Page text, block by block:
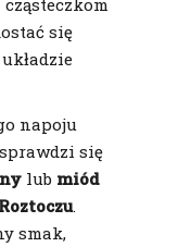
się
napoju
się
lub miód
.
smak,